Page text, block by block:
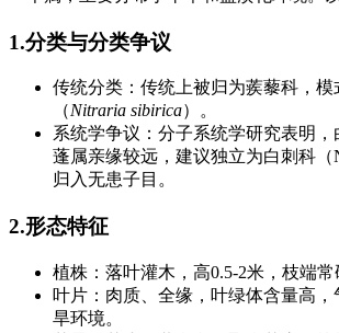
1.分类与分类争议
传统分类：传统上被归为蒺藜科，模
（Nitraria sibirica）。
系统学争议：分子系统学研究表明
蓬属亲缘较远，建议独立为白刺科（
归入无患子目。
2.形态特征
植株：落叶灌木，高0.5-2米，枝端常
叶片：肉质、全缘，叶绿体含量高
旱环境。